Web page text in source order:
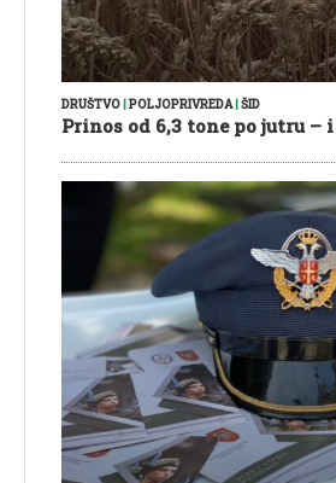
DRUŠTVO|POLJOPRIVREDA|ŠID
Prinos od 6,3 tone po jutru –